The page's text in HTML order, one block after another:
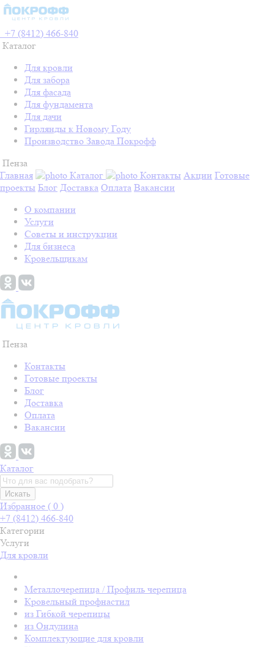
+7 (8412) 466-840
Каталог
Для кровли
Для забора
Для фасада
Для фундамента
Для дачи
Гирлянды к Новому Году
Производство Завода Покрофф
Пенза
Главная
Каталог Контакты Акции Готовые
проекты Блог Доставка Оплата Вакансии
О компании
Услуги
Советы и инструкции
Для бизнеса
Кровельщикам
Пенза
Контакты
Готовые проекты
Блог
Доставка
Оплата
Вакансии
Каталог
Искать
Избранное ( 0 )
+7 (8412) 466-840
Категории
Услуги
Для кровли
Металлочерепица / Профиль черепица
Кровельный профнастил
из Гибкой черепицы
из Ондулина
Комплектующие для кровли